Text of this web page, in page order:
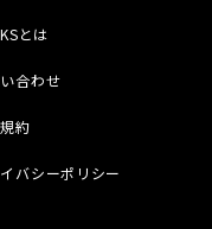
とは
合わせ
約
バシーポリシー